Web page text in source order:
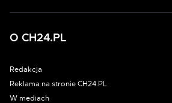
O CH24.PL
Redakcja
Reklama na stronie CH24.PL
W mediach